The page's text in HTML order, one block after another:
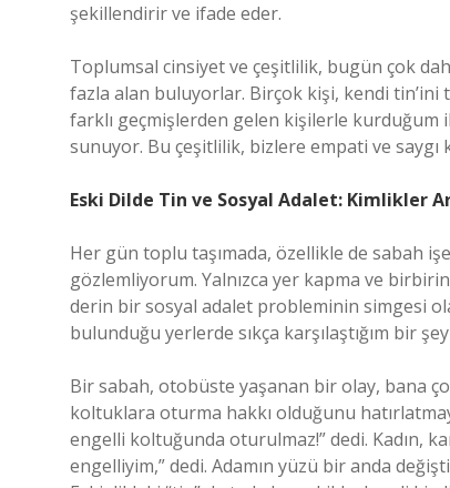
şekillendirir ve ifade eder.
Toplumsal cinsiyet ve çeşitlilik, bugün çok
fazla alan buluyorlar. Birçok kişi, kendi tin’ini
farklı geçmişlerden gelen kişilerle
sunuyor. Bu çeşitlilik, bizlere empati ve saygı
Eski Dilde Tin ve Sosyal Adalet: Kimlikler
Her gün toplu taşımada, özellikle de sabah
gözlemliyorum. Yalnızca yer kapma ve
derin bir sosyal adalet probleminin simgesi
bulunduğu yerlerde sıkça karşılaştığım bir
Bir sabah, otobüste yaşanan bir olay, bana
koltuklara oturma hakkı olduğunu
engelli koltuğunda oturulmaz!” dedi. Kadın,
engelliyim,” dedi. Adamın yüzü bir anda